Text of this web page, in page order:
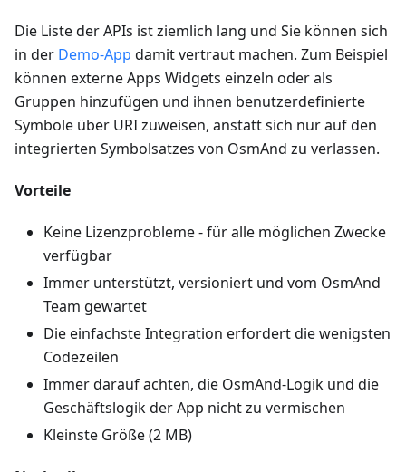
Die Liste der APIs ist ziemlich lang und Sie können sich
in der Demo-App damit vertraut machen. Zum Beispiel
können externe Apps Widgets einzeln oder als
Gruppen hinzufügen und ihnen benutzerdefinierte
Symbole über URI zuweisen, anstatt sich nur auf den
integrierten Symbolsatzes von OsmAnd zu verlassen.
Vorteile
Keine Lizenzprobleme - für alle möglichen Zwecke
verfügbar
Immer unterstützt, versioniert und vom OsmAnd
Team gewartet
Die einfachste Integration erfordert die wenigsten
Codezeilen
Immer darauf achten, die OsmAnd-Logik und die
Geschäftslogik der App nicht zu vermischen
Kleinste Größe (2 MB)